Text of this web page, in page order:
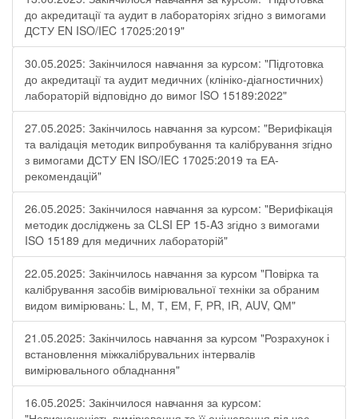
до акредитації та аудит в лабораторіях згідно з вимогами
ДСТУ EN ISO/IEC 17025:2019"
30.05.2025: Закінчилося навчання за курсом: "Підготовка
до акредитації та аудит медичних (клініко-діагностичних)
лабораторій відповідно до вимог ISO 15189:2022"
27.05.2025: Закінчилось навчання за курсом: "Верифікація
та валідація методик випробування та калібрування згідно
з вимогами ДСТУ EN ISO/IEC 17025:2019 та ЕА-
рекомендацій"
26.05.2025: Закінчилося навчання за курсом: "Верифікація
методик досліджень за CLSI EP 15-A3 згідно з вимогами
ISO 15189 для медичних лабораторій"
22.05.2025: Закінчилось навчання за курсом "Повірка та
калібрування засобів вимірювальної техніки за обраним
видом вимірювань: L, М, Т, ЕМ, F, РR, ІR, АUV, QМ"
21.05.2025: Закінчилось навчання за курсом "Розрахунок і
встановлення міжкалібрувальних інтервалів
вимірювального обладнання"
16.05.2025: Закінчилося навчання за курсом: